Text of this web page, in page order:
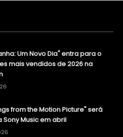
Um Novo Dia" entra para o
mais vendidos de 2026 na
from the Motion Picture" será
Music em abril